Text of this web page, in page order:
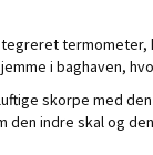
i baghaven,
skorpe med
indre skal og